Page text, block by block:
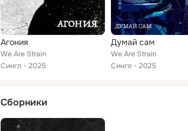
Агония
We Are Strain
Сингл
2025
Думай сам
We Are Strain
Сингл
2025
Сборники